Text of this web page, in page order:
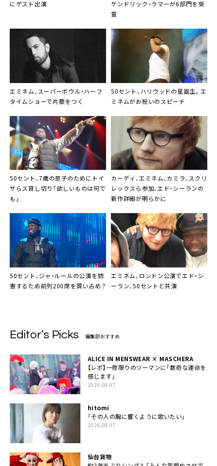
にゲスト出演
ケンドリック・ラマーが6部門を受
賞
エミネム、スーパーボウル・ハーフ
タイムショーで片膝をつく
50セント 、ハリウッドの星誕生。 エ
ミネムがお祝いのスピーチ
50セント 、7歳の息子のためにトイ
ザらス貸し切り「欲しいものは何で
も」
カーディ、エミネム、カミラ、スクリ
レックスら参加、エド・シーランの
新作詳細が明らかに
50セント 、 ジャ・ルールの公演を妨
害するため前列200席を買い占め？
エミネム、ロンドン公演でエド・シ
ーラン、50セントと共演
Editor’s Picks 編集部おすすめ
ALICE IN MENSWEAR × MASCHERA
【レポ】一夜限りのツーマンに「数奇な運命を
感じます」
2026.08.07
hitomi
「その人の胸に響くように歌いたい」
2026.08.07
仙台貨物